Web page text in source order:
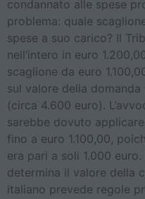
condannato alle spese
problema: quale
spese a suo carico? Il
nell’intero in euro
scaglione da euro
sul valore della
(circa 4.600 euro).
sarebbe dovuto
fino a euro 1.100,00,
era pari a soli 1.000
determina il valore della
italiano prevede regole